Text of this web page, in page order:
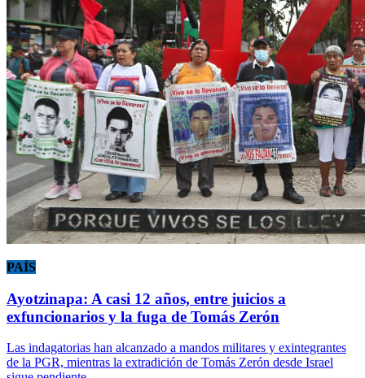
PAÍS
Ayotzinapa: A casi 12 años, entre juicios a
exfuncionarios y la fuga de Tomás Zerón
Las indagatorias han alcanzado a mandos militares y exintegrantes
de la PGR, mientras la extradición de Tomás Zerón desde Israel